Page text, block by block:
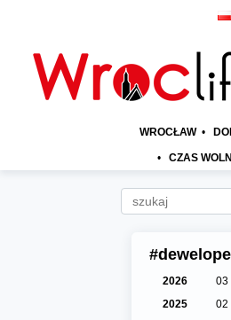
WROCŁAW •
• CZAS
2026
03
2025
02